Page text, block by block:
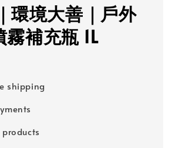
環境大善｜戶外
補充瓶 1L
shipping